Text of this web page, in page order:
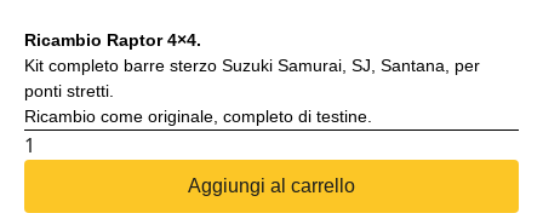
Ricambio Raptor 4×4.
Kit completo barre sterzo Suzuki Samurai, SJ, Santana, per
ponti stretti.
Ricambio come originale, completo di testine.
KIT
Aggiungi al carrello